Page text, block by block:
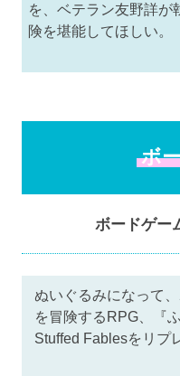
を、ベテラン友野詳が
険を堪能してほしい。
ボ
ボードゲー
ぬいぐるみになって
を冒険するRPG、『
Stuffed Fablesをリプ